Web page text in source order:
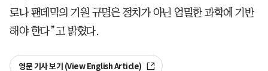
로나 팬데믹의 기원 규명은 정치가 아닌 엄밀한 과학에 기반
해야 한다”고 밝혔다.
영문 기사 보기 (View English Article)